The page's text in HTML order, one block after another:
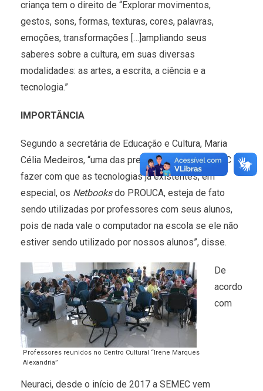
criança tem o direito de “Explorar movimentos,
gestos, sons, formas, texturas, cores, palavras,
emoções, transformações […]ampliando seus
saberes sobre a cultura, em suas diversas
modalidades: as artes, a escrita, a ciência e a
tecnologia.”
IMPORTÂNCIA
Segundo a secretária de Educação e Cultura, Maria
Célia Medeiros, “uma das preocupações da SEMEC é
fazer com que as tecnologias já existentes, em
especial, os Netbooksdo PROUCA, esteja de fato
sendo utilizadas por professores com seus alunos,
pois de nada vale o computador na escola se ele não
estiver sendo utilizado por nossos alunos”, disse.
Professores reunidos no Centro Cultural “Irene Marques
Alexandria”
De
acordo
com
Neuraci, desde o início de 2017 a SEMEC vem